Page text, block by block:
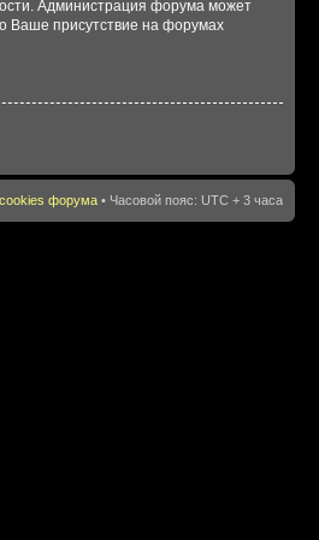
Администрация форума может
Ваше присутствие на форумах
форума • Часовой пояс: UTC + 3 часа